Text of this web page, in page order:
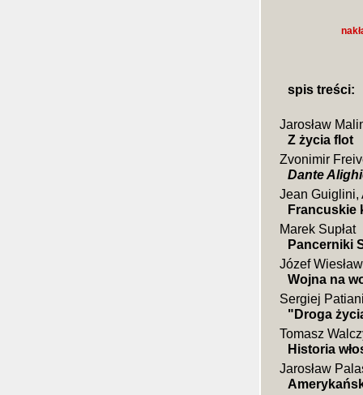
spis treści:
Jarosław
Z życia flot
Zvonimir
Dante
Jean Guiglini,
Francuskie
Marek Supłat
Pancerniki
Józef
Wojna na
Sergiej
"Droga
Tomasz
Historia
Jarosław